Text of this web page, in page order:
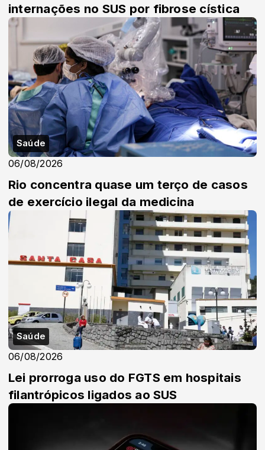
internações no SUS por fibrose cística
Saúde
06/08/2026
Rio concentra quase um terço de casos
de exercício ilegal da medicina
Saúde
06/08/2026
Lei prorroga uso do FGTS em hospitais
filantrópicos ligados ao SUS